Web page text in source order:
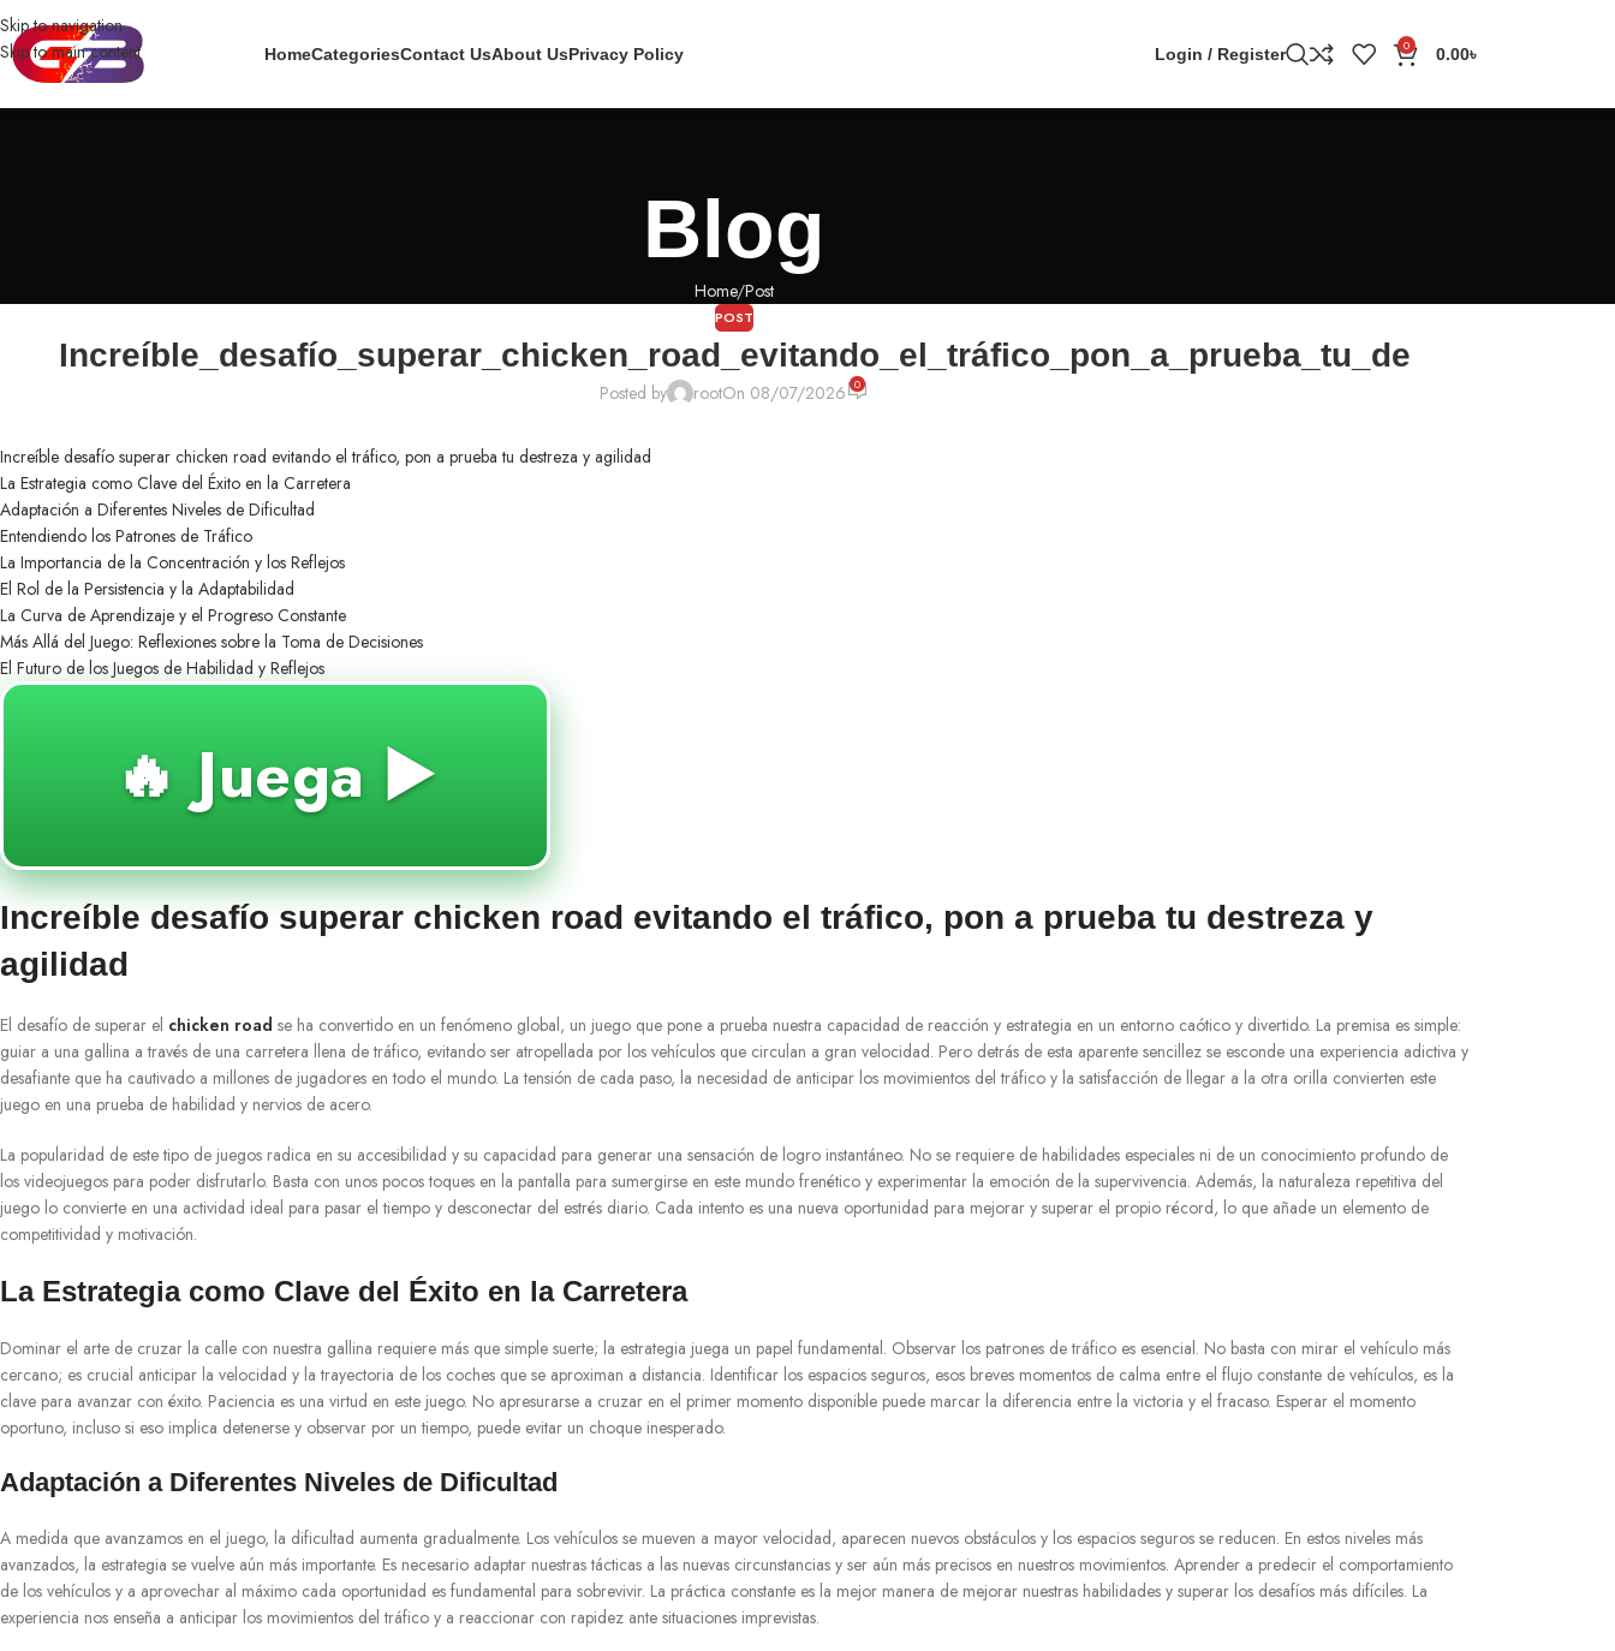
Skip to navigation
Skip to main content
HomeCategoriesContact UsAbout UsPrivacy Policy Login / Register 0 0.00৳
Blog
Home Post
POST
Increíble_desafío_superar_chicken_road_evitando_el_tráfico_pon_a_prueba_tu_de
Posted by rootOn 08/07/2026 0
Increíble desafío superar chicken road evitando el tráfico, pon a prueba tu destreza y agilidad
La Estrategia como Clave del Éxito en la Carretera
Adaptación a Diferentes Niveles de Dificultad
Entendiendo los Patrones de Tráfico
La Importancia de la Concentración y los Reflejos
El Rol de la Persistencia y la Adaptabilidad
La Curva de Aprendizaje y el Progreso Constante
Más Allá del Juego: Reflexiones sobre la Toma de Decisiones
El Futuro de los Juegos de Habilidad y Reflejos
🔥 Juega ▶️
Increíble desafío superar chicken road evitando el tráfico, pon a prueba tu destreza y
agilidad
El desafío de superar el chicken road se ha convertido en un fenómeno global, un juego que pone a prueba nuestra capacidad de reacción y estrategia en un entorno caótico y divertido. La premisa es simple:
guiar a una gallina a través de una carretera llena de tráfico, evitando ser atropellada por los vehículos que circulan a gran velocidad. Pero detrás de esta aparente sencillez se esconde una experiencia adictiva y
desafiante que ha cautivado a millones de jugadores en todo el mundo. La tensión de cada paso, la necesidad de anticipar los movimientos del tráfico y la satisfacción de llegar a la otra orilla convierten este
juego en una prueba de habilidad y nervios de acero.
La popularidad de este tipo de juegos radica en su accesibilidad y su capacidad para generar una sensación de logro instantáneo. No se requiere de habilidades especiales ni de un conocimiento profundo de
los videojuegos para poder disfrutarlo. Basta con unos pocos toques en la pantalla para sumergirse en este mundo frenético y experimentar la emoción de la supervivencia. Además, la naturaleza repetitiva del
juego lo convierte en una actividad ideal para pasar el tiempo y desconectar del estrés diario. Cada intento es una nueva oportunidad para mejorar y superar el propio récord, lo que añade un elemento de
competitividad y motivación.
La Estrategia como Clave del Éxito en la Carretera
Dominar el arte de cruzar la calle con nuestra gallina requiere más que simple suerte; la estrategia juega un papel fundamental. Observar los patrones de tráfico es esencial. No basta con mirar el vehículo más
cercano; es crucial anticipar la velocidad y la trayectoria de los coches que se aproximan a distancia. Identificar los espacios seguros, esos breves momentos de calma entre el flujo constante de vehículos, es la
clave para avanzar con éxito. Paciencia es una virtud en este juego. No apresurarse a cruzar en el primer momento disponible puede marcar la diferencia entre la victoria y el fracaso. Esperar el momento
oportuno, incluso si eso implica detenerse y observar por un tiempo, puede evitar un choque inesperado.
Adaptación a Diferentes Niveles de Dificultad
A medida que avanzamos en el juego, la dificultad aumenta gradualmente. Los vehículos se mueven a mayor velocidad, aparecen nuevos obstáculos y los espacios seguros se reducen. En estos niveles más
avanzados, la estrategia se vuelve aún más importante. Es necesario adaptar nuestras tácticas a las nuevas circunstancias y ser aún más precisos en nuestros movimientos. Aprender a predecir el comportamiento
de los vehículos y a aprovechar al máximo cada oportunidad es fundamental para sobrevivir. La práctica constante es la mejor manera de mejorar nuestras habilidades y superar los desafíos más difíciles. La
experiencia nos enseña a anticipar los movimientos del tráfico y a reaccionar con rapidez ante situaciones imprevistas.